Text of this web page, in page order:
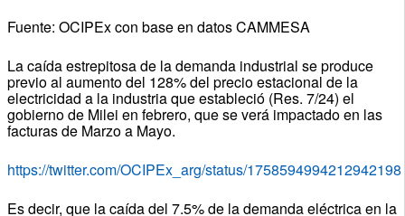
Fuente: OCIPEx con base en datos CAMMESA
La caída estrepitosa de la demanda industrial se produce
previo al aumento del 128% del precio estacional de la
electricidad a la industria que estableció (Res. 7/24) el
gobierno de Milei en febrero, que se verá impactado en las
facturas de Marzo a Mayo.
https://twitter.com/OCIPEx_arg/status/1758594994212942198
Es decir, que la caída del 7.5% de la demanda eléctrica en la